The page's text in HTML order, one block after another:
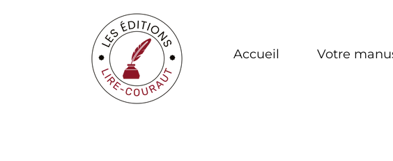
Accueil Votre manuscrit